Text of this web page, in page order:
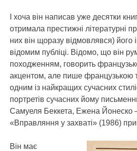
І хоча він написав уже десятки
отримала престижні літературні
них він щоразу відмовлявся) його
відомим публіці. Відомо, що він
походженням, говорить
акцентом, але пише французькою
одним із найкращих сучасних
портретів сучасних йому
Самуеля Беккета, Ежена Йонеско
«Вправляння у захваті» (1986)
Він має